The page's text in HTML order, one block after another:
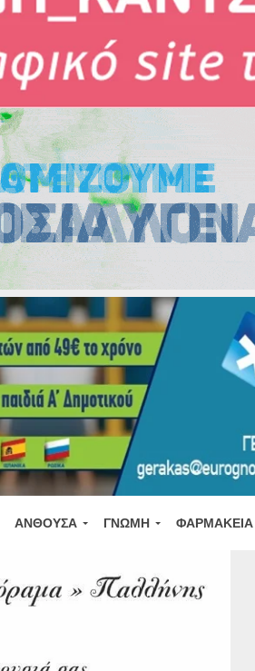
ΑΝΘΟΎΣΑ ΓΝΏΜΗ ΦΑΡΜΑΚΕΊΑ